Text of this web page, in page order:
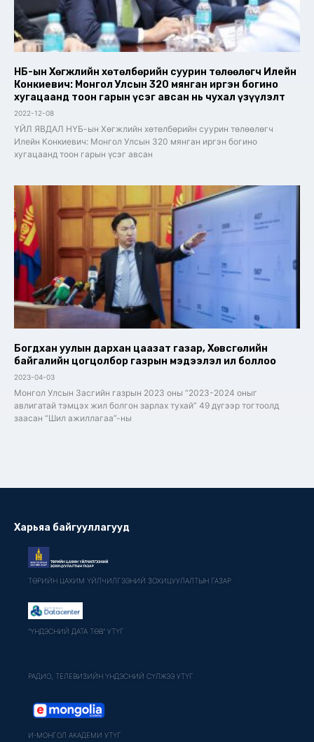
НҮБ-ын Хөгжлийн хөтөлбөрийн суурин төлөөлөгч Илейн
Конкиевич: Монгол Улсын 320 мянган иргэн богино
хугацаанд тоон гарын үсэг авсан нь чухал үзүүлэлт
2022-12-08
ҮЙЛ ЯВДАЛ НҮБ-ын Хөгжлийн хөтөлбөрийн суурин төлөөлөгч
Илейн Конкиевич: Монгол Улсын 320 мянган иргэн богино
хугацаанд тоон гарын үсэг авсан
Богдхан уулын дархан цаазат газар, Хөвсгөлийн
байгалийн цогцолбор газрын мэдээлэл ил боллоо
2023-04-03
Монгол Улсын Засгийн газрын 2023 оны “2023-2024 оныг
авлигатай тэмцэх жил болгон зарлах тухай” 49 дүгээр тогтоолд
заасан “Шил ажиллагаа”-ны
Харьяа байгууллагууд
ТӨРИЙН ЦАХИМ ҮЙЛЧИЛГЭЭНИЙ ЗОХИЦУУЛАЛТЫН ГАЗАР
"ҮНДЭСНИЙ ДАТА ТӨВ" УТҮГ
РАДИО, ТЕЛЕВИЗИЙН ҮНДЭСНИЙ СҮЛЖЭЭ УТҮГ
И-МОНГОЛ АКАДЕМИ УТҮГ